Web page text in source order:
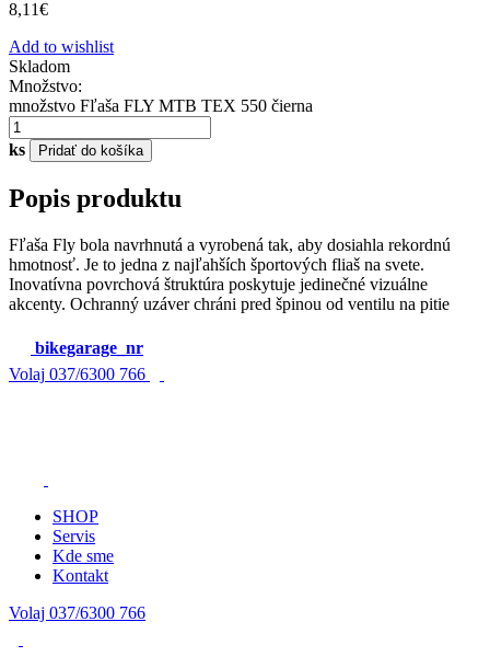
8,11€
Add to wishlist
Skladom
Množstvo:
množstvo Fľaša FLY MTB TEX 550 čierna
ks Pridať do košíka
Popis produktu
Fľaša Fly bola navrhnutá a vyrobená tak, aby dosiahla rekordnú
hmotnosť. Je to jedna z najľahších športových fliaš na svete.
Inovatívna povrchová štruktúra poskytuje jedinečné vizuálne
akcenty. Ochranný uzáver chráni pred špinou od ventilu na pitie
bikegarage_nr
Volaj 037/6300 766
SHOP
Servis
Kde sme
Kontakt
Volaj 037/6300 766